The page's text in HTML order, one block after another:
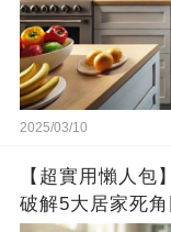
2025/03/10
【超實用懶人包
破解5大居家死